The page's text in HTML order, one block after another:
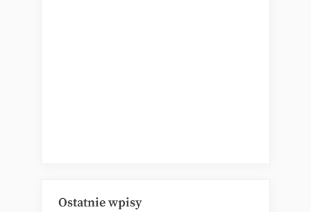
Ostatnie wpisy